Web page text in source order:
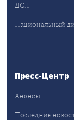
ДСП
Национальный
Пресс-Центр
Анонсы
Последние